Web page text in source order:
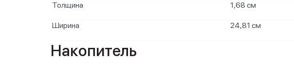
Толщина 1,68 см
Ширина 24,81 см
Накопитель